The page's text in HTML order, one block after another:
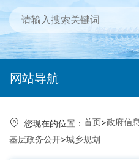
网站导航
您现在的位置： 首页>政府信
基层政务公开>城乡规划